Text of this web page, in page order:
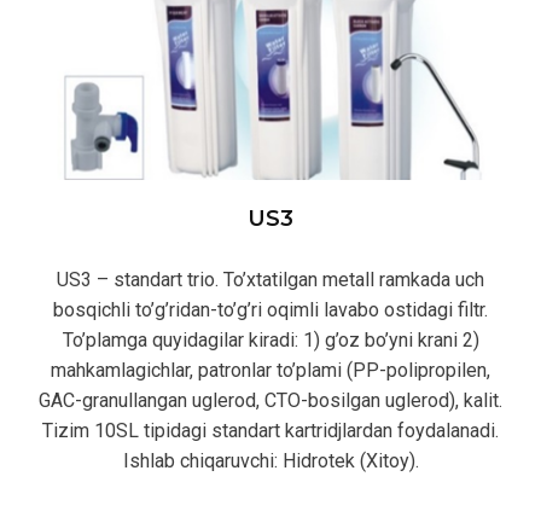
US3
US3 – standart trio. To’xtatilgan metall ramkada uch
bosqichli to’g’ridan-to’g’ri oqimli lavabo ostidagi filtr.
To’plamga quyidagilar kiradi: 1) g’oz bo’yni krani 2)
mahkamlagichlar, patronlar to’plami (PP-polipropilen,
GAC-granullangan uglerod, CTO-bosilgan uglerod), kalit.
Tizim 10SL tipidagi standart kartridjlardan foydalanadi.
Ishlab chiqaruvchi: Hidrotek (Xitoy).